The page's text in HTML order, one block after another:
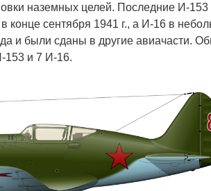
наземных целей. Последние И-153
в конце сентября 1941 г., а И-16 в
и были сданы в другие авиачасти.
153 и 7 И-16.